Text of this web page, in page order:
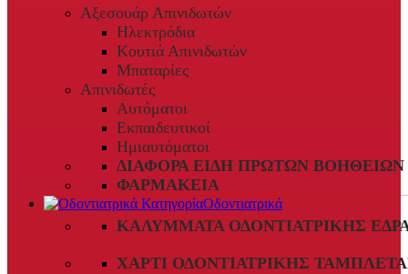
Αξεσουάρ Απινιδωτών
Ηλεκτρόδια
Κουτιά Απινιδωτών
Μπαταρίες
Απινιδωτές
Αυτόματοι
Εκπαιδευτικοί
Ημιαυτόματοι
ΔΙΆΦΟΡΑ ΕΊΔΗ ΠΡΏΤΩΝ ΒΟΗΘΕΙΏΝ
ΦΑΡΜΑΚΕΊΑ
Οδοντιατρικά
ΚΑΛΎΜΜΑΤΑ ΟΔΟΝΤΙΑΤΡΙΚΉΣ
ΧΑΡΤΊ ΟΔΟΝΤΙΑΤΡΙΚΉΣ